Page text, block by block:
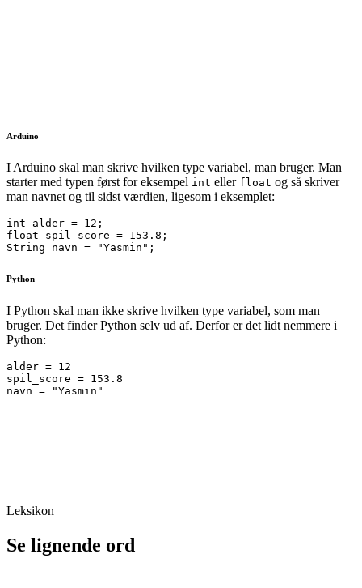
Arduino
I Arduino skal man skrive hvilken type variabel, man bruger. Man
starter med typen først for eksempel int eller float og så skriver
man navnet og til sidst værdien, ligesom i eksemplet:
int alder = 12;
float spil_score = 153.8;
Python
I Python skal man ikke skrive hvilken type variabel, som man
bruger. Det finder Python selv ud af. Derfor er det lidt nemmere i
Python:
alder = 12
spil_score = 153.8
navn = "Yasmin"
Leksikon
Se lignende ord